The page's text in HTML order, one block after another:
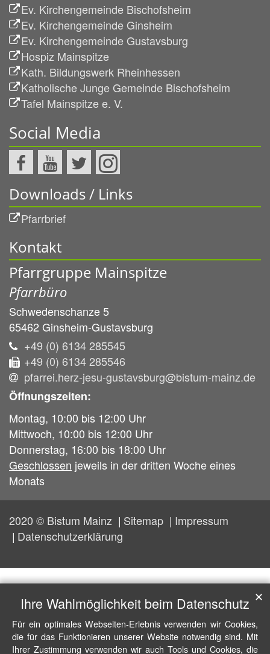
Ev. Kirchengemeinde Bischofsheim
Ev. Kirchengemeinde Ginsheim
Ev. Kirchengemeinde Gustavsburg
Hospiz Mainspitze
Kath. Bildungswerk Rheinhessen
Katholische Junge Gemeinde Bischofsheim
Tafel Mainspitze e. V.
Social Media
Downloads / Links
Pfarrbrief
Kontakt
Pfarrgruppe Mainspitze
Pfarrbüro
Schwedenschanze 5
65462 Ginsheim-Gustavsburg
+49 (0) 6134 285545
+49 (0) 6134 285546
pfarrei.herz-jesu-gustavsburg@bistum-mainz.de
Öffnungszeiten:
Montag, 10:00 bis 12:00 Uhr
Mittwoch, 10:00 bis 12:00 Uhr
Donnerstag, 16:00 bis 18:00 Uhr
Geschlossen jeweils in der dritten Woche eines
Monats
2020 © Bistum Mainz Sitemap
Impressum
Datenschutzerklärung
Ihre Wahlmöglichkeit beim Datenschutz
Für ein optimales Webseiten-Erlebnis verwenden wir Cookies,
die für das Funktionieren unserer Website notwendig sind. Mit
Ihrer Zustimmung verwenden wir auch Tools und Cookies, die
✕